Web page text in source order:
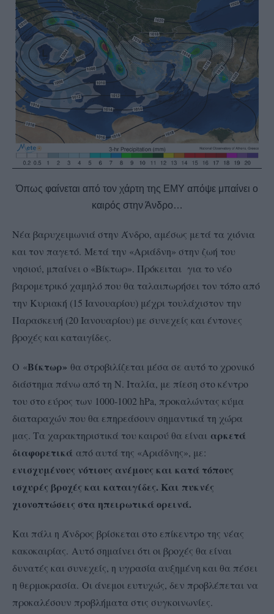
Όπως φαίνεται από τον χάρτη της ΕΜΥ απόψε μπαίνει ο
καιρός στην Άνδρο…
Νέα βαρυχειμωνιά στην Άνδρο, αμέσως μετά τα χιόνια
και τον παγετό. Μετά την «Αριάδνη» στην ζωή του
νησιού, μπαίνει ο «Βίκτωρ». Πρόκειται για το νέο
βαρομετρικό χαμηλό που θα ταλαιπωρήσει τον τόπο από
την Κυριακή (15 Ιανουαρίου) μέχρι τουλάχιστον την
Παρασκευή (20 Ιανουαρίου) με συνεχείς και έντονες
βροχές και καταιγίδες.
Ο «Βίκτωρ» θα στροβιλίζεται μέσα σε αυτό το χρονικό
διάστημα πάνω από τη Ν. Ιταλία, με πίεση στο κέντρο
του στο εύρος των 1000-1002 hPa, προκαλώντας κύμα
διαταραχών που θα επηρεάσουν σημαντικά τη χώρα
μας. Τα χαρακτηριστικά του καιρού θα είναι αρκετά
διαφορετικά από αυτά της «Αριάδνης», με:
ενισχυμένους νότιους ανέμους και κατά τόπους
ισχυρές βροχές και καταιγίδες. Και πυκνές
χιονοπτώσεις στα ηπειρωτικά ορεινά.
Και πάλι η Άνδρος βρίσκεται στο επίκεντρο της νέας
κακοκαιρίας. Αυτό σημαίνει ότι οι βροχές θα είναι
δυνατές και συνεχείς, η υγρασία αυξημένη και θα πέσει
η θερμοκρασία. Οι άνεμοι ευτυχώς, δεν προβλέπεται να
προκαλέσουν προβλήματα στις συγκοινωνίες.